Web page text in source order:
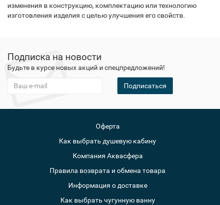
изменения в конструкцию, комплектацию или технологию
изготовления изделия с целью улучшения его свойств.
Подписка на новости
Будьте в курсе новых акций и спецпредложений!
Подписаться
Оферта
Как выбрать душевую кабину
Компания Аквасфера
Правила возврата и обмена товара
Информация о доставке
Как выбрать чугунную ванну